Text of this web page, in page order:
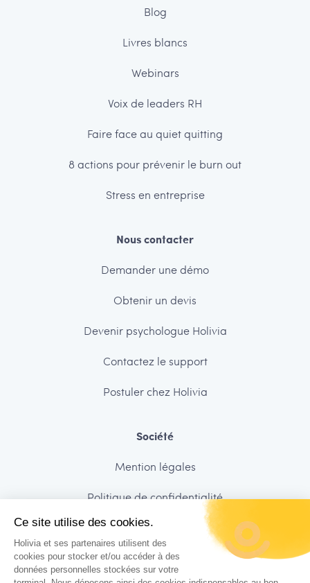
Blog
Livres blancs
Webinars
Voix de leaders RH
Faire face au quiet quitting
8 actions pour prévenir le burn out
Stress en entreprise
Nous contacter
Demander une démo
Obtenir un devis
Devenir psychologue Holivia
Contactez le support
Postuler chez Holivia
Société
Mention légales
Politique de confidentialité
Sécurité des données
Charte de déontologie
Ce site utilise des cookies.
Holivia et ses partenaires utilisent des
cookies pour stocker et/ou accéder à des
données personnelles stockées sur votre